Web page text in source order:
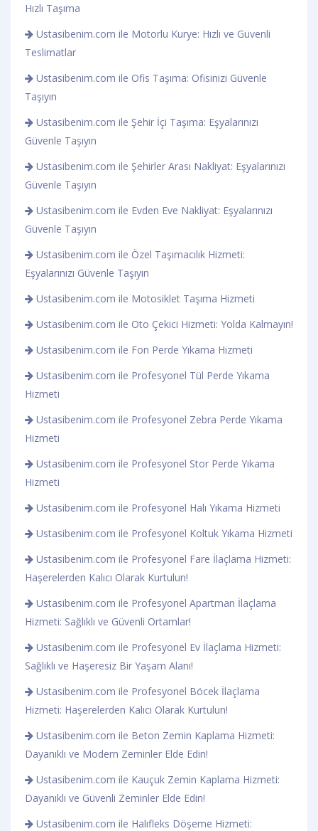
Hızlı Taşıma
Ustasibenim.com ile Motorlu Kurye: Hızlı ve Güvenli
Teslimatlar
Ustasibenim.com ile Ofis Taşıma: Ofisinizi Güvenle
Taşıyın
Ustasibenim.com ile Şehir İçi Taşıma: Eşyalarınızı
Güvenle Taşıyın
Ustasibenim.com ile Şehirler Arası Nakliyat: Eşyalarınızı
Güvenle Taşıyın
Ustasibenim.com ile Evden Eve Nakliyat: Eşyalarınızı
Güvenle Taşıyın
Ustasibenim.com ile Özel Taşımacılık Hizmeti:
Eşyalarınızı Güvenle Taşıyın
Ustasibenim.com ile Motosiklet Taşıma Hizmeti
Ustasibenim.com ile Oto Çekici Hizmeti: Yolda Kalmayın!
Ustasibenim.com ile Fon Perde Yıkama Hizmeti
Ustasibenim.com ile Profesyonel Tül Perde Yıkama
Hizmeti
Ustasibenim.com ile Profesyonel Zebra Perde Yıkama
Hizmeti
Ustasibenim.com ile Profesyonel Stor Perde Yıkama
Hizmeti
Ustasibenim.com ile Profesyonel Halı Yıkama Hizmeti
Ustasibenim.com ile Profesyonel Koltuk Yıkama Hizmeti
Ustasibenim.com ile Profesyonel Fare İlaçlama Hizmeti:
Haşerelerden Kalıcı Olarak Kurtulun!
Ustasibenim.com ile Profesyonel Apartman İlaçlama
Hizmeti: Sağlıklı ve Güvenli Ortamlar!
Ustasibenim.com ile Profesyonel Ev İlaçlama Hizmeti:
Sağlıklı ve Haşeresiz Bir Yaşam Alanı!
Ustasibenim.com ile Profesyonel Böcek İlaçlama
Hizmeti: Haşerelerden Kalıcı Olarak Kurtulun!
Ustasibenim.com ile Beton Zemin Kaplama Hizmeti:
Dayanıklı ve Modern Zeminler Elde Edin!
Ustasibenim.com ile Kauçuk Zemin Kaplama Hizmeti:
Dayanıklı ve Güvenli Zeminler Elde Edin!
Ustasibenim.com ile Halıfleks Döşeme Hizmeti: